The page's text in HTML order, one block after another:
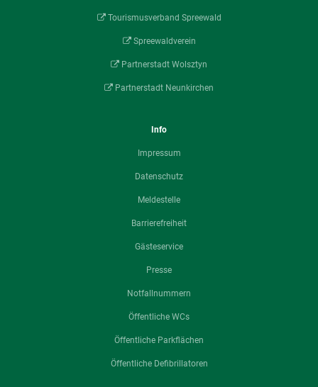
Tourismusverband Spreewald
Spreewaldverein
Partnerstadt Wolsztyn
Partnerstadt Neunkirchen
Info
Impressum
Datenschutz
Meldestelle
Barrierefreiheit
Gästeservice
Presse
Notfallnummern
Öffentliche WCs
Öffentliche Parkflächen
Öffentliche Defibrillatoren